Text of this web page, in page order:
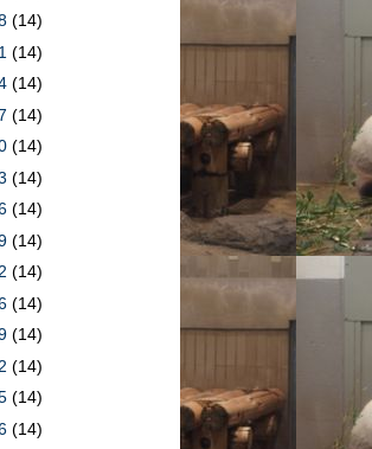
(14)
(14)
(14)
(14)
(14)
(14)
(14)
(14)
(14)
(14)
(14)
(14)
(14)
(14)